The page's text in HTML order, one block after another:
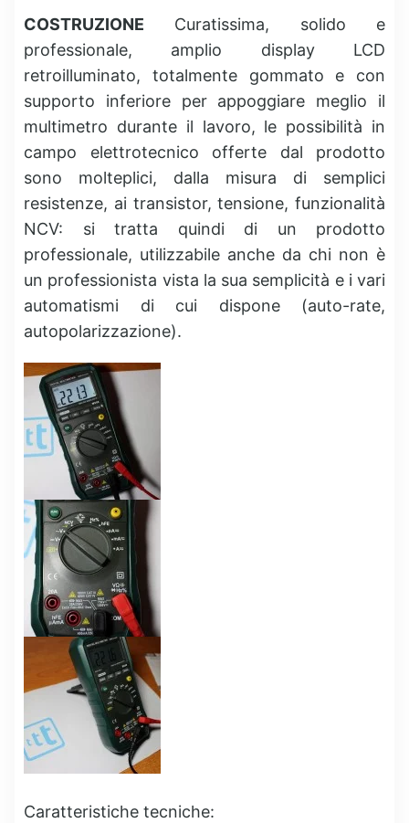
COSTRUZIONE Curatissima, solido e
professionale, amplio display LCD
retroilluminato, totalmente gommato e con
supporto inferiore per appoggiare meglio il
multimetro durante il lavoro, le possibilità in
campo elettrotecnico offerte dal prodotto
sono molteplici, dalla misura di semplici
resistenze, ai transistor, tensione, funzionalità
NCV: si tratta quindi di un prodotto
professionale, utilizzabile anche da chi non è
un professionista vista la sua semplicità e i vari
automatismi di cui dispone (auto-rate,
autopolarizzazione).
Caratteristiche tecniche: